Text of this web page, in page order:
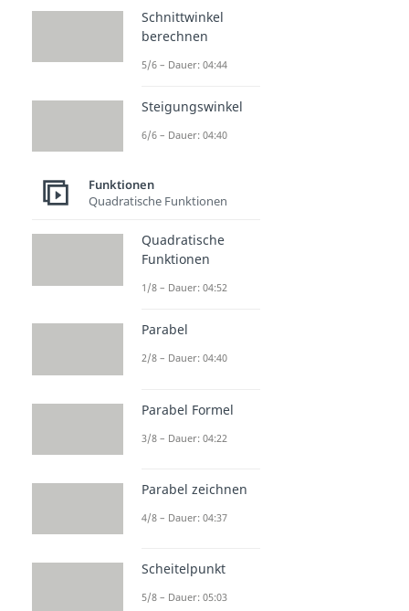
Schnittwinkel
berechnen
5/6 – Dauer: 04:44
Steigungswinkel
6/6 – Dauer: 04:40
Funktionen
Quadratische Funktionen
Quadratische
Funktionen
1/8 – Dauer: 04:52
Parabel
2/8 – Dauer: 04:40
Parabel Formel
3/8 – Dauer: 04:22
Parabel zeichnen
4/8 – Dauer: 04:37
Scheitelpunkt
5/8 – Dauer: 05:03